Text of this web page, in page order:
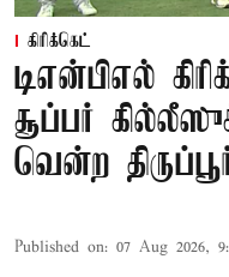
கிரிக்கெட்
டிஎன்பிஎல்
சூப்பர்
வென்ற
Published on: 07 Aug 2026,